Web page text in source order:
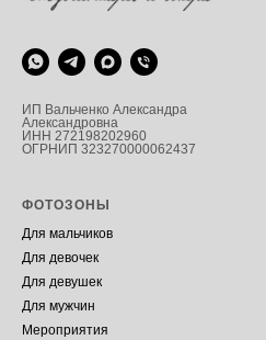
ИП Вальченко Александра
Александровна
ИНН 272198202960
ОГРНИП 323270000062437
ФОТОЗОНЫ
Для мальчиков
Для девочек
Для девушек
Для мужчин
Мероприятия